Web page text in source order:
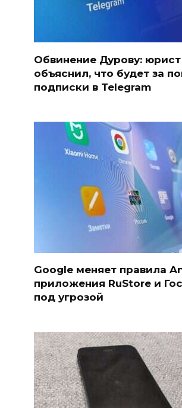
Обвинение Дурову: юрист
объяснил, что будет за
подписки в Telegram
Google меняет правила
приложения RuStore и
под угрозой